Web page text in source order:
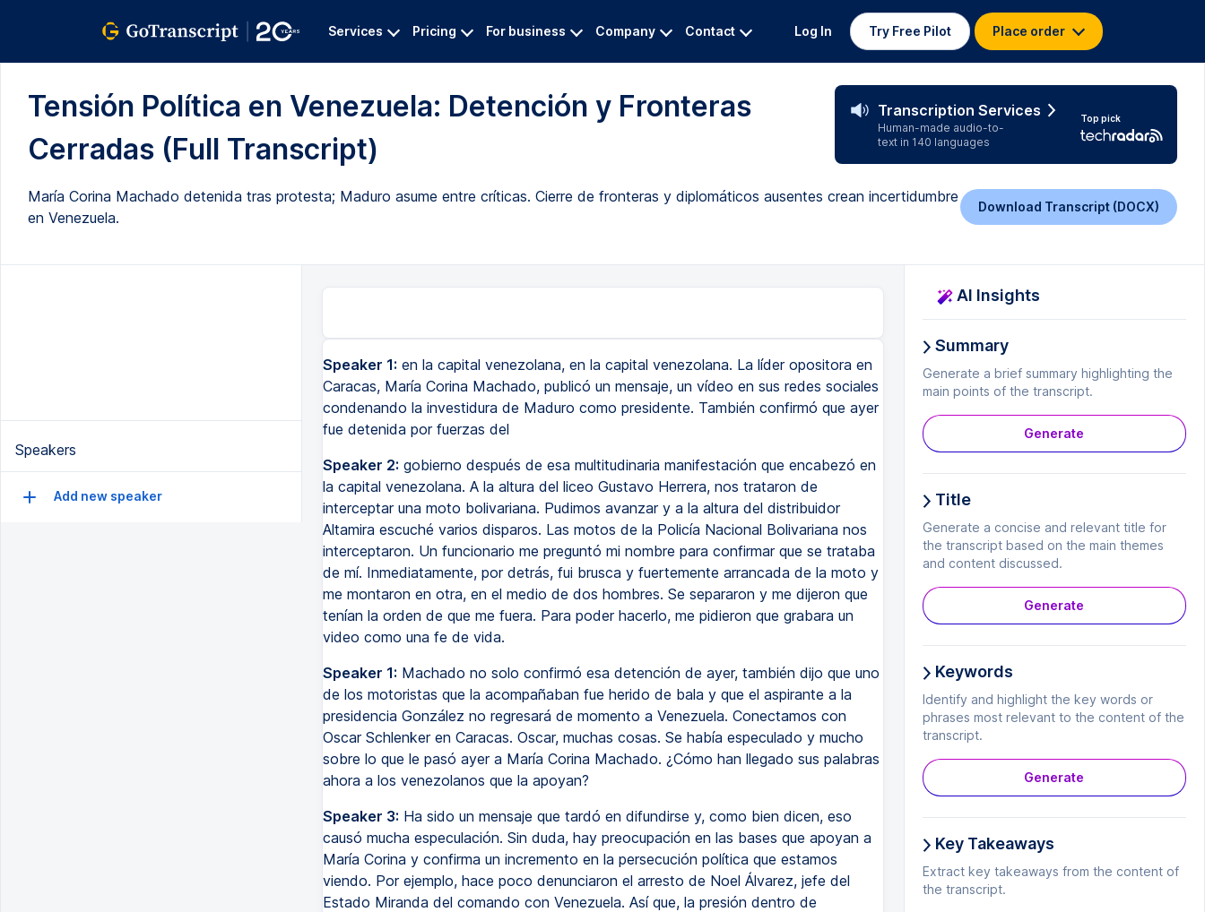
Services Pricing For business Company Contact Log In Try Free Pilot Place order
Tensión Política en Venezuela: Detención y Fronteras
Cerradas (Full Transcript)
Transcription Services
Human-made audio-to-
text in 140 languages
Top pick
María Corina Machado detenida tras protesta; Maduro asume entre críticas. Cierre de fronteras y diplomáticos ausentes crean incertidumbre
en Venezuela.
Download Transcript (DOCX)
Speakers
Add new speaker
Speaker 1: en la capital venezolana, en la capital venezolana. La líder opositora en
Caracas, María Corina Machado, publicó un mensaje, un vídeo en sus redes sociales
condenando la investidura de Maduro como presidente. También confirmó que ayer
fue detenida por fuerzas del
Speaker 2: gobierno después de esa multitudinaria manifestación que encabezó en
la capital venezolana. A la altura del liceo Gustavo Herrera, nos trataron de
interceptar una moto bolivariana. Pudimos avanzar y a la altura del distribuidor
Altamira escuché varios disparos. Las motos de la Policía Nacional Bolivariana nos
interceptaron. Un funcionario me preguntó mi nombre para confirmar que se trataba
de mí. Inmediatamente, por detrás, fui brusca y fuertemente arrancada de la moto y
me montaron en otra, en el medio de dos hombres. Se separaron y me dijeron que
tenían la orden de que me fuera. Para poder hacerlo, me pidieron que grabara un
video como una fe de vida.
Speaker 1: Machado no solo confirmó esa detención de ayer, también dijo que uno
de los motoristas que la acompañaban fue herido de bala y que el aspirante a la
presidencia González no regresará de momento a Venezuela. Conectamos con
Oscar Schlenker en Caracas. Oscar, muchas cosas. Se había especulado y mucho
sobre lo que le pasó ayer a María Corina Machado. ¿Cómo han llegado sus palabras
ahora a los venezolanos que la apoyan?
Speaker 3: Ha sido un mensaje que tardó en difundirse y, como bien dicen, eso
causó mucha especulación. Sin duda, hay preocupación en las bases que apoyan a
María Corina y confirma un incremento en la persecución política que estamos
viendo. Por ejemplo, hace poco denunciaron el arresto de Noel Álvarez, jefe del
Estado Miranda del comando con Venezuela. Así que, la presión dentro de
AI Insights
Summary
Generate a brief summary highlighting the
main points of the transcript.
Generate
Title
Generate a concise and relevant title for
the transcript based on the main themes
and content discussed.
Generate
Keywords
Identify and highlight the key words or
phrases most relevant to the content of the
transcript.
Generate
Key Takeaways
Extract key takeaways from the content of
the transcript.